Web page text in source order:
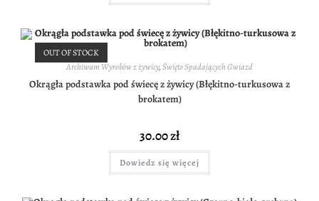
OUT OF STOCK
Archiwum Wyrobów z żywicy,Święto Spadających Gwiazd
Okrągła podstawka pod świecę z żywicy (Błękitno-turkusowa z
brokatem)
30.00zł
Dowiedz się więcej